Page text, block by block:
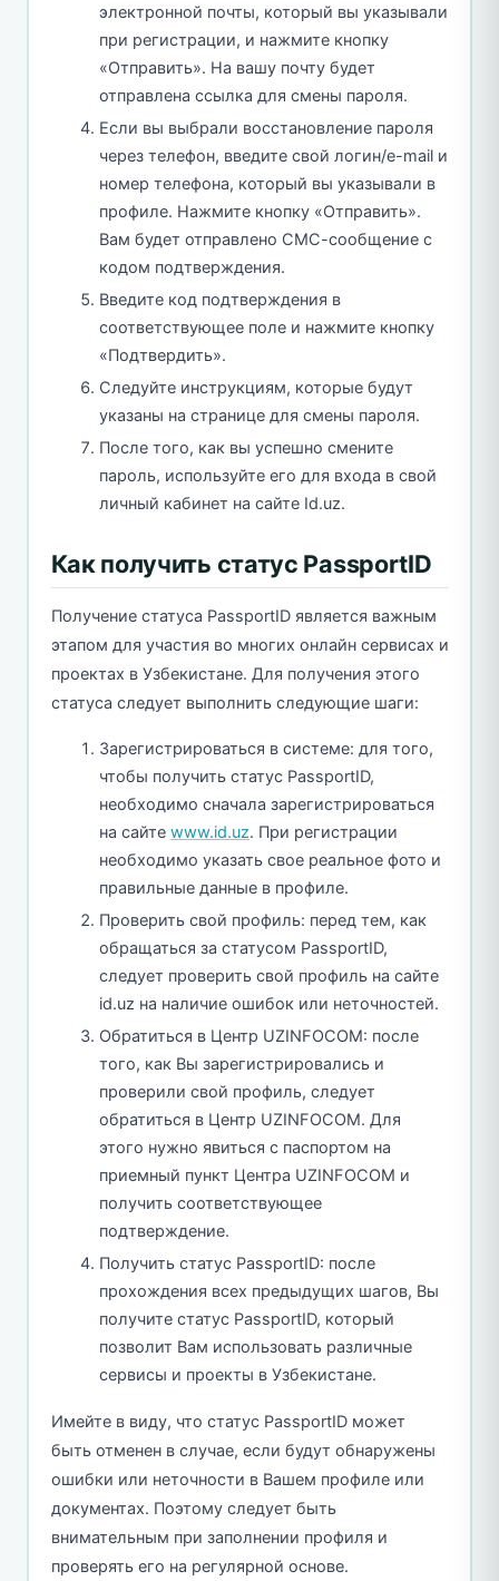
электронной почты, который вы указывали
при регистрации, и нажмите кнопку
«Отправить». На вашу почту будет
отправлена ссылка для смены пароля.
Если вы выбрали восстановление пароля
через телефон, введите свой логин/e-mail и
номер телефона, который вы указывали в
профиле. Нажмите кнопку «Отправить».
Вам будет отправлено СМС-сообщение с
кодом подтверждения.
Введите код подтверждения в
соответствующее поле и нажмите кнопку
«Подтвердить».
Следуйте инструкциям, которые будут
указаны на странице для смены пароля.
После того, как вы успешно смените
пароль, используйте его для входа в свой
личный кабинет на сайте Id.uz.
Как получить статус PassportID
Получение статуса PassportID является важным
этапом для участия во многих онлайн сервисах и
проектах в Узбекистане. Для получения этого
статуса следует выполнить следующие шаги:
Зарегистрироваться в системе: для того,
чтобы получить статус PassportID,
необходимо сначала зарегистрироваться
на сайте www.id.uz. При регистрации
необходимо указать свое реальное фото и
правильные данные в профиле.
Проверить свой профиль: перед тем, как
обращаться за статусом PassportID,
следует проверить свой профиль на сайте
id.uz на наличие ошибок или неточностей.
Обратиться в Центр UZINFOCOM: после
того, как Вы зарегистрировались и
проверили свой профиль, следует
обратиться в Центр UZINFOCOM. Для
этого нужно явиться с паспортом на
приемный пункт Центра UZINFOCOM и
получить соответствующее
подтверждение.
Получить статус PassportID: после
прохождения всех предыдущих шагов, Вы
получите статус PassportID, который
позволит Вам использовать различные
сервисы и проекты в Узбекистане.
Имейте в виду, что статус PassportID может
быть отменен в случае, если будут обнаружены
ошибки или неточности в Вашем профиле или
документах. Поэтому следует быть
внимательным при заполнении профиля и
проверять его на регулярной основе.